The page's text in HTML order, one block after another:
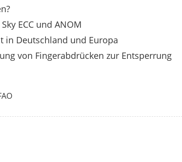
ECC und ANOM
in Deutschland und Europa
von Fingerabdrücken zur Entsperrung